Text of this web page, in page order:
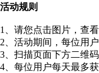
活动规则
1、请您点击图片，查
2、活动期间，每位用
3、扫描页面下方二维
4、每位用户每天最多